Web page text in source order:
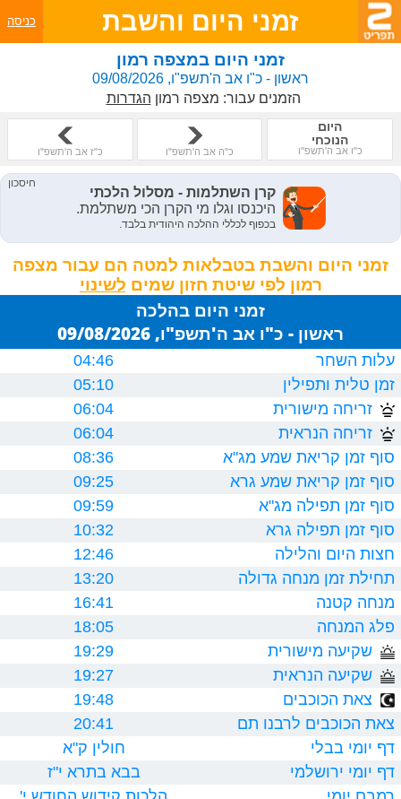
זמני היום והשבת כניסה
זמני היום במצפה רמון
ראשון - כ"ו אב ה'תשפ"ו, 09/08/2026
הזמנים עבור: מצפה רמון הגדרות
היום
הנוכחי
כ"ו אב ה'תשפ"ו כ"ה אב ה'תשפ"ו כ"ז אב ה'תשפ"ו
זמני היום והשבת בטבלאות למטה הם עבור מצפה
רמון לפי שיטת חזון שמים
זמני היום בהלכה
ראשון - כ"ו אב ה'תשפ"ו, 09/08/2026
עלות השחר
04:46
זמן טלית ותפילין
05:10
זריחה מישורית
06:04
זריחה הנראית
06:04
סוף זמן קריאת שמע מג"א
08:36
סוף זמן קריאת שמע גרא
09:25
סוף זמן תפילה מג"א
09:59
סוף זמן תפילה גרא
10:32
חצות היום והלילה
12:46
תחילת זמן מנחה גדולה
13:20
מנחה קטנה
16:41
פלג המנחה
18:05
שקיעה מישורית
19:29
שקיעה הנראית
19:27
צאת הכוכבים
19:48
צאת הכוכבים לרבנו תם
20:41
דף יומי בבלי
חולין ק"א
דף יומי ירושלמי
בבא בתרא י"ז